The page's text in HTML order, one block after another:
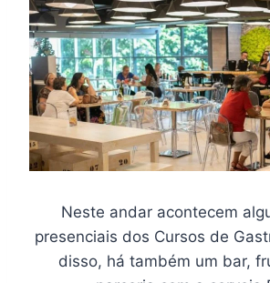
Neste andar acontecem
presenciais dos Cursos de
disso, há também um bar,